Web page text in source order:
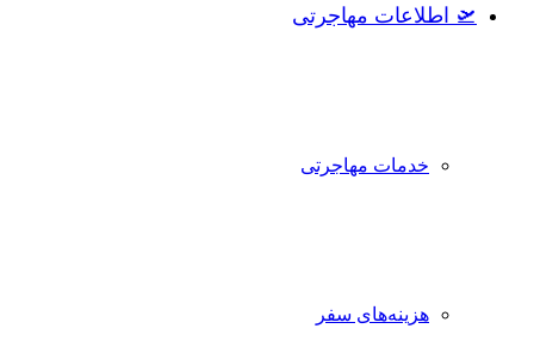
🛫 اطلاعات مهاجرتی
خدمات مهاجرتی
هزینه‌های سفر